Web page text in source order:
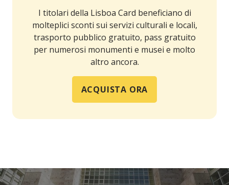
I titolari della Lisboa Card beneficiano di
molteplici sconti sui servizi culturali e locali,
trasporto pubblico gratuito, pass gratuito
per numerosi monumenti e musei e molto
altro ancora.
ACQUISTA ORA